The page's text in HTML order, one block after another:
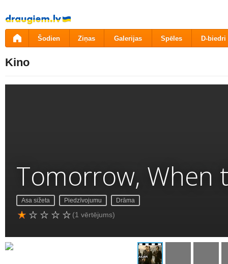
Pāriet
uz
saturu
Šodien Ziņas Galerijas Spēles D-biedri
Kino
Tomorrow, When
Asa sižeta Piedzīvojumu Drāma
(1 vērtējums)